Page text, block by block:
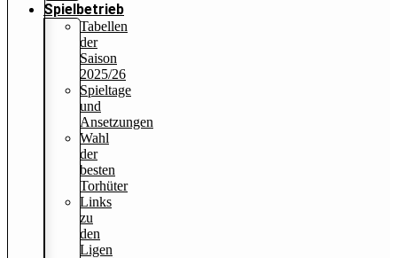
Spielbetrieb
Tabellen
der
Saison
2025/26
Spieltage
und
Ansetzungen
Wahl
der
besten
Torhüter
Links
zu
den
Ligen